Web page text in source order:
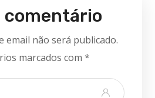
comentário
email não será publicado.
marcados com*